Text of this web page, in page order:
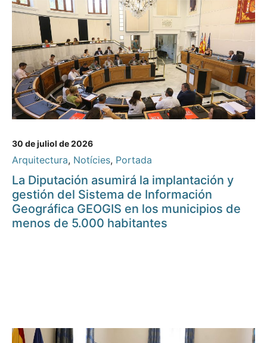
30 de juliol de 2026
Arquitectura, Notícies, Portada
La Diputación asumirá la implantación y
gestión del Sistema de Información
Geográfica GEOGIS en los municipios de
menos de 5.000 habitantes